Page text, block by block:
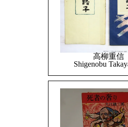
高柳重信
Shigenobu